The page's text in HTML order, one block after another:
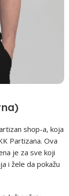
shop-a, koja
Partizana. Ova
je za sve koji
i žele da pokažu